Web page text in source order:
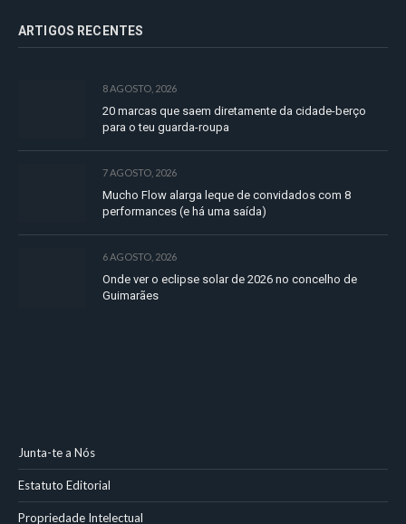
ARTIGOS RECENTES
8 AGOSTO, 2026
20 marcas que saem diretamente da cidade-berço
para o teu guarda-roupa
7 AGOSTO, 2026
Mucho Flow alarga leque de convidados com 8
performances (e há uma saída)
6 AGOSTO, 2026
Onde ver o eclipse solar de 2026 no concelho de
Guimarães
Junta-te a Nós
Estatuto Editorial
Propriedade Intelectual